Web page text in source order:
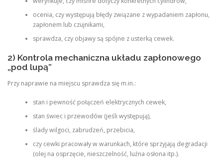
ocenia, czy występują błędy związane z wypadaniem zapłonu,
zapłonem lub czujnikami,
sprawdza, czy objawy są spójne z usterką cewek.
2) Kontrola mechaniczna układu zapłonowego
„pod lupą”
Przy naprawie na miejscu sprawdza się m.in.:
stan i pewność połączeń elektrycznych cewek,
stan świec i przewodów (jeśli występują),
ślady wilgoci, zabrudzeń, przebicia,
czy cewki pracowały w warunkach, które sprzyjają degradacji
(olej na osprzęcie, nieszczelność, luźna osłona itp.).